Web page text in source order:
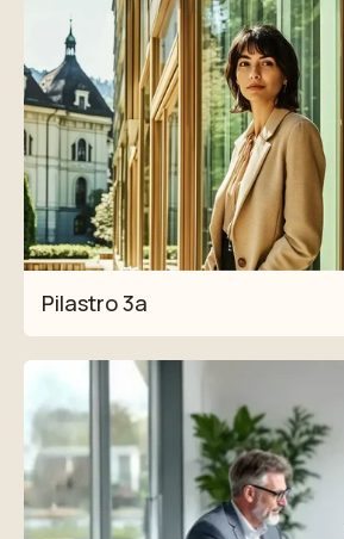
Pilastro 3a